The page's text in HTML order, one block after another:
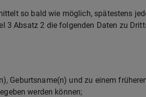
so bald wie möglich, spätestens
3 Absatz 2 die folgenden Daten zu
Geburtsname(n) und zu einem
werden können;